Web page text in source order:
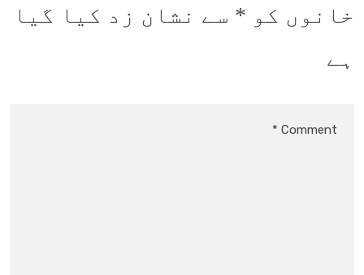
خانوں کو * سے نشان زد کیا گیا
ہے